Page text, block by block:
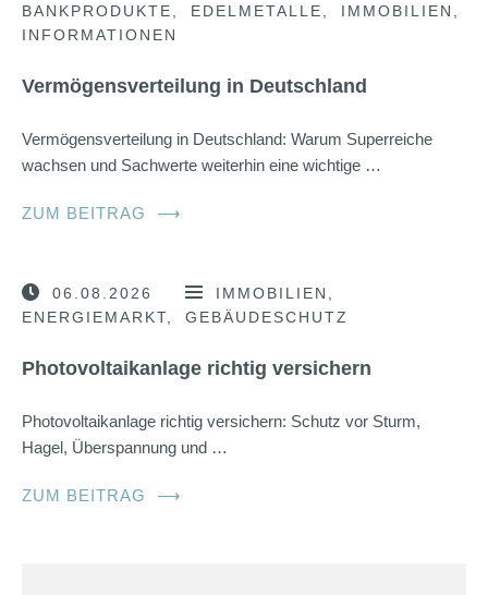
BANKPRODUKTE
EDELMETALLE
IMMOBILIEN
INFORMATIONEN
Vermögensverteilung in Deutschland
Vermögensverteilung in Deutschland: Warum Superreiche
wachsen und Sachwerte weiterhin eine wichtige …
ZUM BEITRAG ⟶
06.08.2026
IMMOBILIEN
ENERGIEMARKT
GEBÄUDESCHUTZ
Photovoltaikanlage richtig versichern
Photovoltaikanlage richtig versichern: Schutz vor Sturm,
Hagel, Überspannung und …
ZUM BEITRAG ⟶